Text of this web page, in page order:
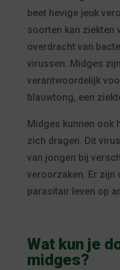
beet hevige jeuk
soorten kan ziekten
overdracht van
virussen. Midges
verantwoordelijk
blauwtong, een
Midges kunnen ook
zich dragen. Dit
van jongen bij
veroorzaken. Er zijn
parasitair leven op
Wat kun je
midges?